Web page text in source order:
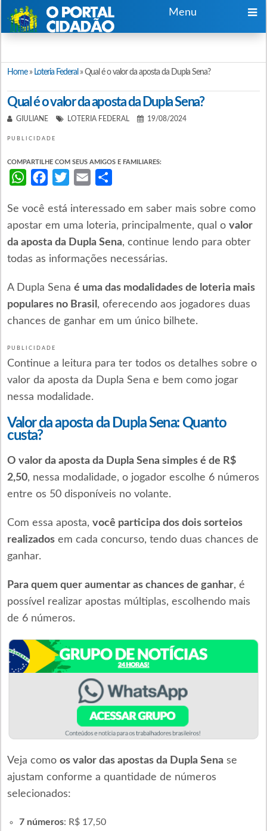
Menu
Home» Loteria Federal »Qual é o valor da aposta da Dupla Sena?
Qual é o valor da aposta da Dupla Sena?
GIULIANE LOTERIA FEDERAL 19/08/2024
PUBLICIDADE
COMPARTILHE COM SEUS AMIGOS E FAMILIARES:
WhatsAppFacebookTwitterEmail
Se você está interessado em saber mais sobre como
apostar em uma loteria, principalmente, qual o valor
da aposta da Dupla Sena, continue lendo para obter
todas as informações necessárias.
A Dupla Sena é uma das modalidades de loteria mais
populares no Brasil , oferecendo aos jogadores duas
chances de ganhar em um único bilhete.
PUBLICIDADE
Continue a leitura para ter todos os detalhes sobre o
valor da aposta da Dupla Sena e bem como jogar
nessa modalidade.
Valor da aposta da Dupla Sena: Quanto
custa?
O valor da aposta da Dupla Sena simples é de R$
2,50, nessa modalidade, o jogador escolhe 6 números
entre os 50 disponíveis no volante.
Com essa aposta, você participa dos dois sorteios
realizadosem cada concurso, tendo duas chances de
ganhar.
Para quem quer aumentar as chances de ganhar, é
possível realizar apostas múltiplas, escolhendo mais
de 6 números.
Veja como os valor das apostas da Dupla Senase
ajustam conforme a quantidade de números
selecionados:
7 números: R$ 17,50